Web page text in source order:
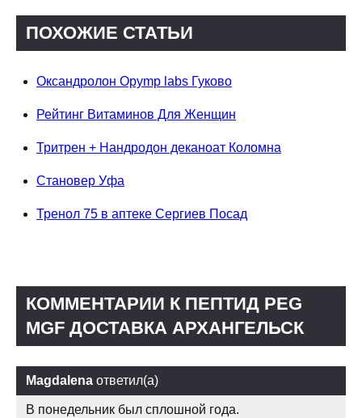
ПОХОЖИЕ СТАТЬИ
Оксандролон Opymp labs Гуково
Рейтинг Витаминов Для Женщин
Тритрен + Нандродон деканоат Коломна
Становер Уфа
Тренол 75 в аптеке Сергиев Посад
КОММЕНТАРИИ К ПЕПТИД PEG
MGF ДОСТАВКА АРХАНГЕЛЬСК
Magdalena ответил(а)
В понедельник был сплошной года.